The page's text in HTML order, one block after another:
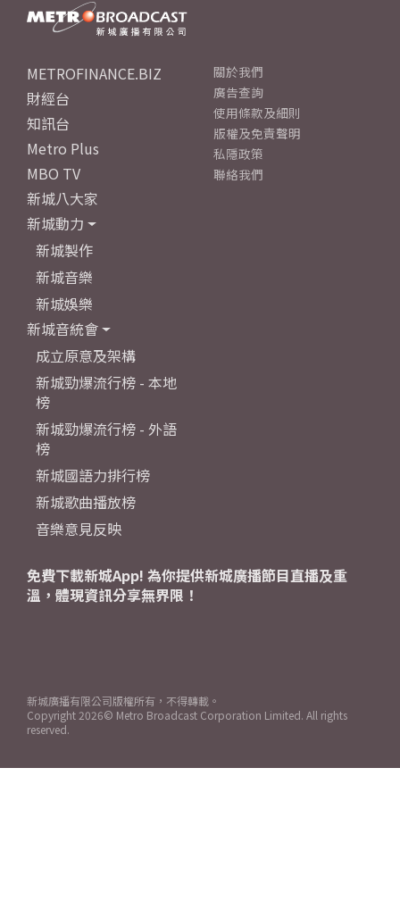
METROFINANCE.BIZ
財經台
知訊台
Metro Plus
MBO TV
新城八大家
新城動力
新城製作
新城音樂
新城娛樂
新城音統會
成立原意及架構
新城勁爆流行榜 - 本地
榜
新城勁爆流行榜 - 外語
榜
新城國語力排行榜
新城歌曲播放榜
音樂意見反映
關於我們
廣告查詢
使用條款及細則
版權及免責聲明
私隱政策
聯絡我們
免費下載新城App! 為你提供新城廣播節目直播及重
溫，體現資訊分享無界限！
新城廣播有限公司版權所有，不得轉載。
Copyright 2026© Metro Broadcast Corporation Limited. All rights
reserved.